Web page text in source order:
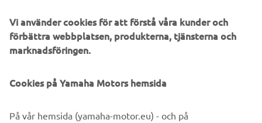
Vi använder cookies för att förstå våra kunder och
förbättra webbplatsen, produkterna, tjänsterna och
marknadsföringen.
Cookies på Yamaha Motors hemsida
På vår hemsida (yamaha-motor.eu) - och på